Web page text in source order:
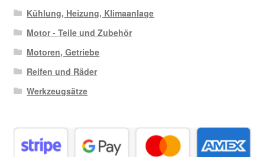
Kühlung, Heizung, Klimaanlage
Motor - Teile und Zubehör
Motoren, Getriebe
Reifen und Räder
Werkzeugsätze